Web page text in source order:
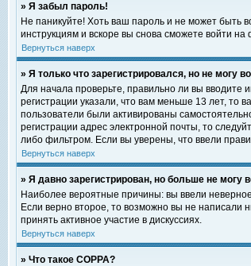
» Я забыл пароль!
Не паникуйте! Хоть ваш пароль и не может быть
инструкциям и вскоре вы снова сможете войти на
Вернуться наверх
» Я только что зарегистрировался, но не могу
Для начала проверьте, правильно ли вы вводите
регистрации указали, что вам меньше 13 лет, то
пользователи были активированы
регистрации адрес электронной почты, то
либо фильтром. Если вы уверены, что ввели
Вернуться наверх
» Я давно зарегистрирован, но больше не могу
Наиболее вероятные причины: вы ввели
Если верно второе, то возможно вы не написали
принять активное участие в дискуссиях.
Вернуться наверх
» Что такое COPPA?